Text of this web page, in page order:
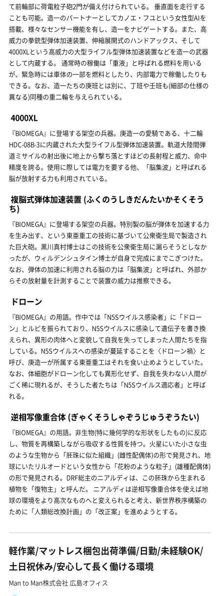
て前輪部に荷電粒子砲2門が備え付けられている。 垂直面を走行する
ことも可能。造一のパートナーとしてカノエ・フユという女性型AIを
搭載、様々なセンサー機能を有し、造一をナビゲートする。また、高
威力の拳銃型弾体加速装置、伸縮展開式のハンドアックス、そして
4000XLという高威力の大型ライフル型弾体加速装置などを造一の武器
として内蔵する。 通常時の稼働は「重液」と呼ばれる燃料を用いる
が、緊急時には車体の一部を燃料としたり、内部電力で稼働したりも
できる。なお、造一たちの庚班とは別に、丁班や壬班も(細部の仕様の
異なる)同種の重二輪を与えられている。
4000XL
『BIOMEGA』に登場する架空の兵器。庚造一の愛騎である、十二輪
HDC-08B-3に内蔵された大型ライフル型弾体加速装置。軌道大陸間弾
道ミサイルの射出後に地上から撃ち落とすほどの長射程と威力、命中
精度を誇る。使用に際しては電力を要する他、「脳集波」と呼ばれる
脳が放射する力も利用されている。
複脳式弾体加速装置 (ふくのうしきだんたいかそくそう
ち)
『BIOMEGA』に登場する架空の兵器。特別製の脳が弾体を加速する力
を生み出す、という東亜重工の技術に基づいて公衆衛生局で製造され
た巨大砲。黒川真村博士はこの技術を公衆衛生局に漏らそうとしなか
ったが、ウィルデンシュタイン博士が自身で完成にまでこぎつけた。
なお、弾体の加速に利用される脳の力は「脳集波」と呼ばれ、外部か
らその放射量を計測することで装置の威力は推察できる。
ドローン
『BIOMEGA』の用語。作中では「N5Sウイルス感染者」に「ドロー
ン」とルビを振られており、N5Sウイルスに感染して遺伝子を書き換
えられ、異形の肉体へと変貌して自我を失ってしまった人間たちを指
している。N5Sウイルスへの感染が蔓延することを〈ドローン禍〉と
呼び、庚造一が所属する東亜重工はそれを食い止めようとしていた。
なお、体細胞がドローン化しても異形化せず、自我を失わない人間が
ごく稀に現れるが、そうした者たちは「N5Sウイルス適応者」と呼ば
れる。
逆相写像重合体 (ぎゃくそうしゃぞうじゅうぞうたい)
『BIOMEGA』の用語。非生物(特に幾何学的な形状をしたもの)に反応
し、物質を再構築しながら吸収する性質を持つ。火星にいた小さな虫
のような生物から「胚珠に似た組織」(雌性配偶体)の形で発見され、地
球にいたリルオードという女性から「花粉のような粒子」(雄種配偶体)
の形で発見される。DRF総主のニアルディは、この胚珠から生まれる
植物を「復物主」と呼んだ。 ニアルディは逆相写像重合体を使えば地
球の環境をより高次なものへと変えられると考え、新世界秩序構築の
ために「人類総改換計画」の「改正案」を進めようとする。
軽作業/マットレス梱包出荷準備/日勤/未経験OK/
土日祝休み/安心して長く働ける環境
Man to Man株式会社 広島オフィス